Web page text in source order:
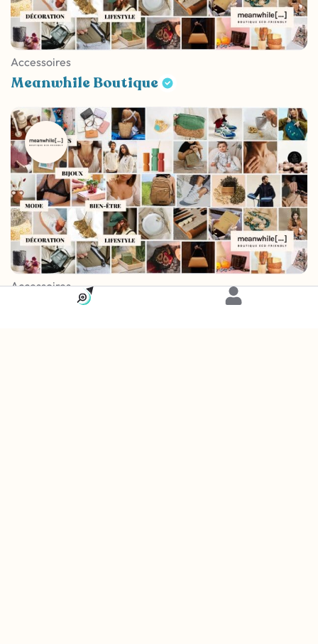
Accessoires
Meanwhile Boutique
Accessoires
Meanwhile Boutique